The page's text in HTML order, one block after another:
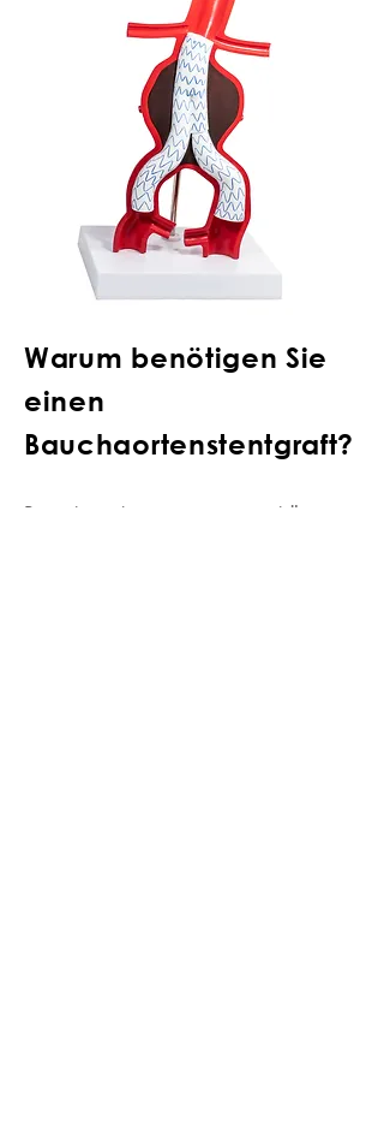
Warum benötigen Sie
einen
Bauchaortenstentgraft?
Bauchaortenaneurysmen können